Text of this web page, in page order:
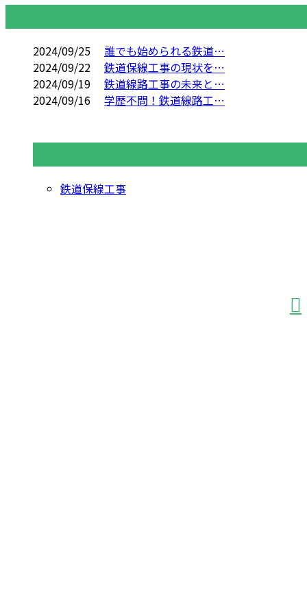
2024/09/25
誰でも始められる鉄道…
2024/09/22
鉄道保線工事の現状を…
2024/09/19
鉄道線路工事の未来と…
2024/09/16
学歴不問！鉄道線路工…
鉄道保線工事